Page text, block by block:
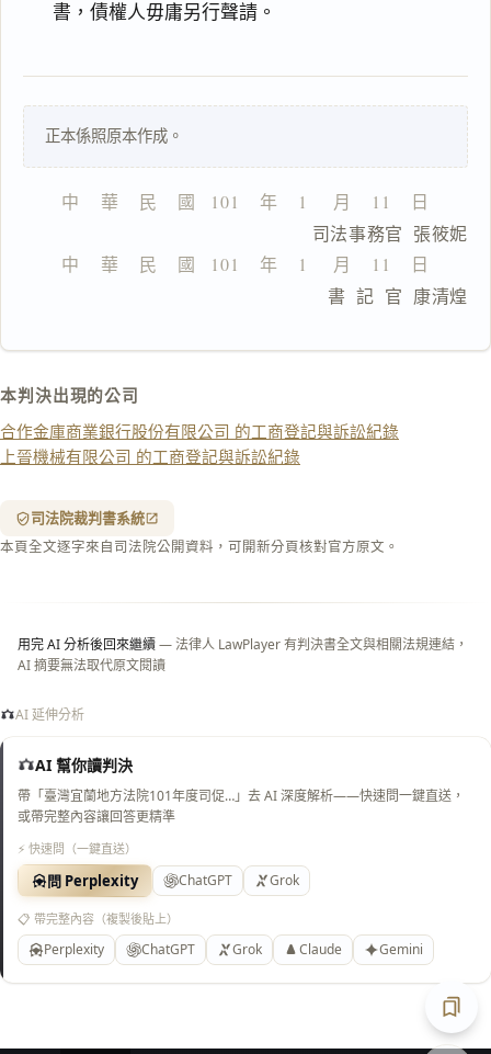
書，債權人毋庸另行聲請。
正本係照原本作成。
中    華    民    國   101    年    1     月    11    日
                      司法事務官  張筱妮
中    華    民    國   101    年    1     月    11    日
                      書  記  官  康清煌
本判決出現的公司
合作金庫商業銀行股份有限公司 的工商登記與訴訟紀錄
上晉機械有限公司 的工商登記與訴訟紀錄
司法院裁判書系統
本頁全文逐字來自司法院公開資料，可開新分頁核對官方原文。
用完 AI 分析後回來繼續— 法律人 LawPlayer 有判決書全文與相關法規連結，
AI 摘要無法取代原文閱讀
AI 延伸分析
AI 幫你讀判決
帶「臺灣宜蘭地方法院101年度司促…」去 AI 深度解析——快速問一鍵直送，
或帶完整內容讓回答更精準
⚡ 快速問（一鍵直送）
問 Perplexity ChatGPT Grok
📋 帶完整內容（複製後貼上）
Perplexity ChatGPT Grok Claude Gemini
鍵
全
複製給 AI
去換行複製
匯出 PDF
精美列印
匯